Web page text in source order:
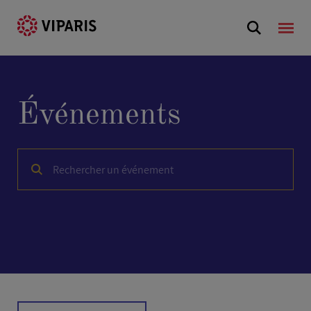
Événements